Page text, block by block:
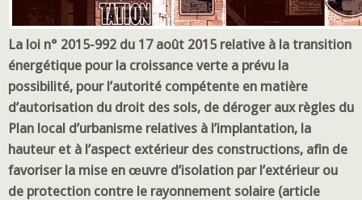
La loi n° 2015-992 du 17 août 2015 relative à la transition
énergétique pour la croissance verte a prévu la
possibilité, pour l’autorité compétente en matière
d’autorisation du droit des sols, de déroger aux règles du
Plan local d’urbanisme relatives à l’implantation, la
hauteur et à l’aspect extérieur des constructions, afin de
favoriser la mise en œuvre d’isolation par l’extérieur ou
de protection contre le rayonnement solaire (article